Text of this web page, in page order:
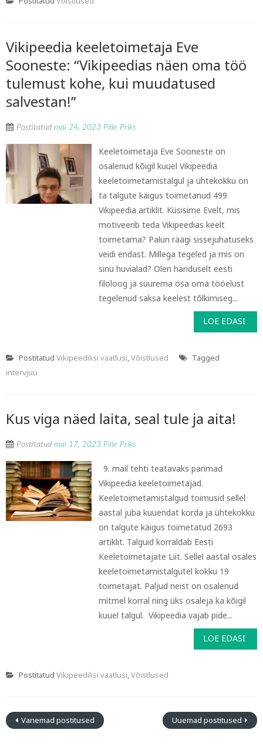
Vikipeedia keeletoimetaja Eve
Sooneste: “Vikipeedias näen oma töö
tulemust kohe, kui muudatused
salvestan!”
Postitatud mai 24, 2023 Pille Priks
Keeletoimetaja Eve Sooneste on
osalenud kõigil kuuel Vikipeedia
keeletoimetamistalgul ja ühtekokku on
ta talgute käigus toimetanud 499
Vikipeedia artiklit. Küsisime Evelt, mis
motiveerib teda Vikipeedias keelt
toimetama? Palun räägi sissejuhatuseks
veidi endast. Millega tegeled ja mis on
sinu huvialad? Olen hariduselt eesti
filoloog ja suurema osa oma tööelust
tegelenud saksa keelest tõlkimiseg...
LOE EDASI
Postitatud Vikipeedilisi vaatlusi,Võistlused
Tagged
intervjuu
Kus viga näed laita, seal tule ja aita!
Postitatud mai 17, 2023 Pille Priks
9. mail tehti teatavaks parimad
Vikipeedia keeletoimetajad.
Keeletoimetamistalgud toimusid sellel
aastal juba kuuendat korda ja ühtekokku
on talgute käigus toimetatud 2693
artiklit. Talguid korraldab Eesti
Keeletoimetajate Liit. Sellel aastal osales
keeletoimetamistalgutel kokku 19
toimetajat. Paljud neist on osalenud
mitmel korral ning üks osaleja ka kõigil
kuuel talgul. Vikipeedia vajab pide...
LOE EDASI
Postitatud Vikipeedilisi vaatlusi,Võistlused
Vanemad postitused Uuemad postitused